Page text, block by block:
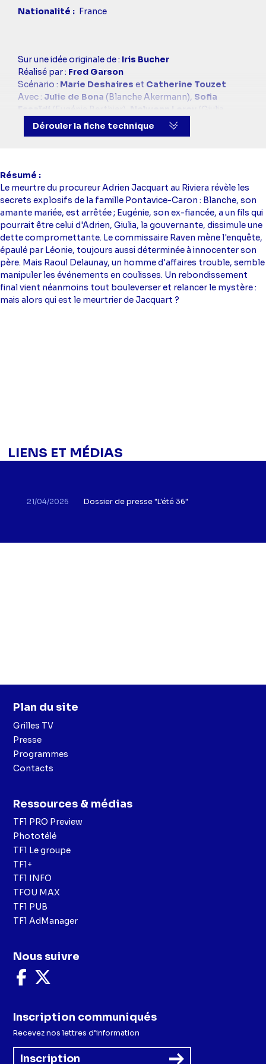
Nationalité
France
Casting
simba
Sur une idée originale de : Iris Bucher
Réalisé par : Fred Garson
Scénario : Marie Deshaires et Catherine Touzet
Avec : Julie de Bona (Blanche Akermann), Sofia
(Eugénie Berthier),
(Giulia
Vincent),
Constance Gay (Léonie Morel),
François-Xavier
Simon Ehrlacher
(Joseph Neuville),Arnaud Binard(Adrien Jacquart),
Clément Aubert(Edouard Ackerman),Camille Japy
(Anne-Marie Meunier-Dauphin), Constance Dollé
(Madeleine),Antoine Simony(Gabriel Berthier),
Victoria Eber(Angèle Ackerman),Patrick Ridremont
(Edgar Girault),Jean-Baptiste Blanc(Louis Berthier),
Ken Eind(Félix),Salomé Richard (Odette), Gabrielle
Bazin(Suzanne),Nicolas Sacroug (Monsieur
Goldstein),Pierre Nisse(Frédéric Goiran),Jacques
Schuler(Technicien 1),Laurent Lafuma
Dérouler la fiche technique
Résumé
Le meurtre du procureur Adrien Jacquart au Riviera révèle les
secrets explosifs de la famille Pontavice-Caron : Blanche, son
amante mariée, est arrêtée ; Eugénie, son ex-fiancée, a un fils qui
pourrait être celui d'Adrien, Giulia, la gouvernante, dissimule une
dette compromettante. Le commissaire Raven mène l'enquête,
épaulé par Léonie, toujours aussi déterminée à innocenter son
père. Mais Raoul Delaunay, un homme d'affaires trouble, semble
manipuler les événements en coulisses. Un rebondissement
final vient néanmoins tout bouleverser et relancer le mystère :
mais alors qui est le meurtrier de Jacquart ?
LIENS ET MÉDIAS
21/04/2026 Dossier de presse "L'été 36"
Plan du site
Grilles TV
Presse
Programmes
Contacts
Ressources & médias
TF1 PRO Preview
Phototélé
TF1 Le groupe
TF1+
TF1 INFO
TFOU MAX
TF1 PUB
TF1 AdManager
Nous suivre
Nous
suivre
Facebook
X
Inscription communiqués
Recevez nos lettres d’information
Inscription